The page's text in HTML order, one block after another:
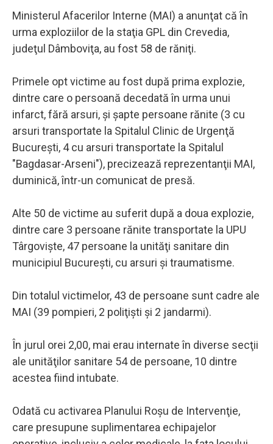
Ministerul Afacerilor Interne (MAI) a anunţat că în
urma exploziilor de la staţia GPL din Crevedia,
judeţul Dâmboviţa, au fost 58 de răniţi.
Primele opt victime au fost după prima explozie,
dintre care o persoană decedată în urma unui
infarct, fără arsuri, şi şapte persoane rănite (3 cu
arsuri transportate la Spitalul Clinic de Urgenţă
Bucureşti, 4 cu arsuri transportate la Spitalul
"Bagdasar-Arseni"), precizează reprezentanţii MAI,
duminică, într-un comunicat de presă.
Alte 50 de victime au suferit după a doua explozie,
dintre care 3 persoane rănite transportate la UPU
Târgovişte, 47 persoane la unităţi sanitare din
municipiul Bucureşti, cu arsuri şi traumatisme.
Din totalul victimelor, 43 de persoane sunt cadre ale
MAI (39 pompieri, 2 poliţişti şi 2 jandarmi).
În jurul orei 2,00, mai erau internate în diverse secţii
ale unităţilor sanitare 54 de persoane, 10 dintre
acestea fiind intubate.
Odată cu activarea Planului Roşu de Intervenţie,
care presupune suplimentarea echipajelor